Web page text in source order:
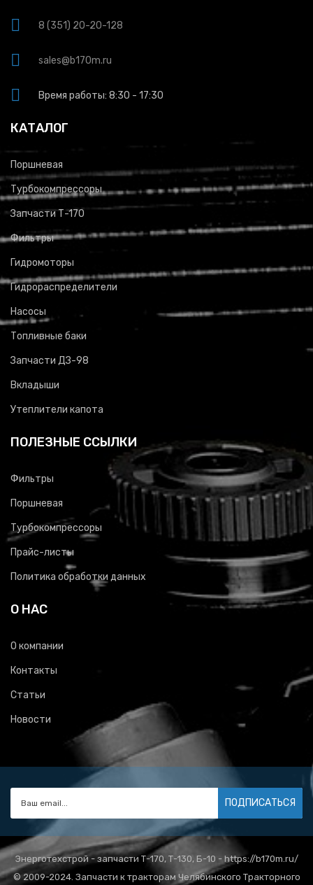
8 (351) 20-20-128
sales@b170m.ru
Время работы: 8:30 - 17:30
КАТАЛОГ
Поршневая
Турбокомпрессоры
Запчасти Т-170
Фильтры
Гидромоторы
Гидрораспределители
Насосы
Топливные баки
Запчасти ДЗ-98
Вкладыши
Утеплители капота
ПОЛЕЗНЫЕ ССЫЛКИ
Фильтры
Поршневая
Турбокомпрессоры
Прайс-листы
Политика обработки данных
О НАС
О компании
Контакты
Статьи
Новости
ПОДПИСАТЬСЯ
Энерготехстрой - запчасти Т-170, Т-130, Б-10 - https://b170m.ru/
© 2009-2024. Запчасти к тракторам Челябинского Тракторного